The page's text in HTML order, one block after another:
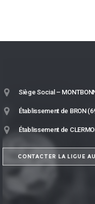
Siège Social –
Établissement de BRON
Établissement de
CONTACTER LA LIGUE